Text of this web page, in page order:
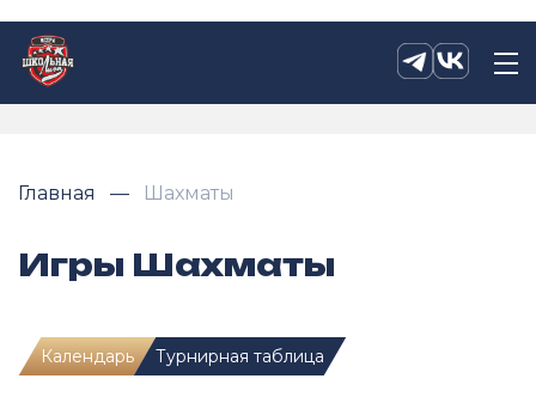
Главная Шахматы
Игры Шахматы
Календарь Турнирная таблица